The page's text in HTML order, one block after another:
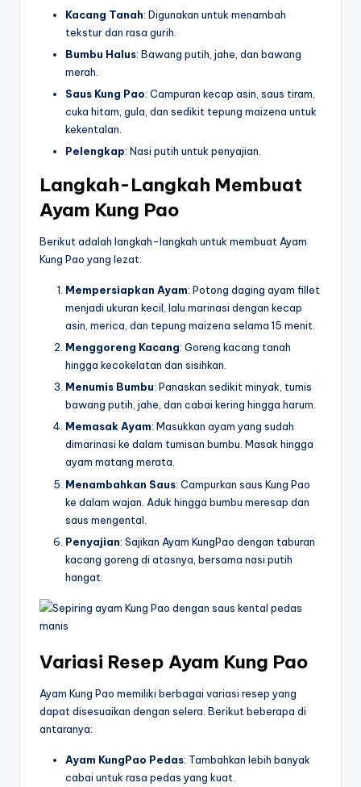
Kacang Tanah: Digunakan untuk menambah
tekstur dan rasa gurih.
Bumbu Halus: Bawang putih, jahe, dan bawang
merah.
Saus Kung Pao: Campuran kecap asin, saus tiram,
cuka hitam, gula, dan sedikit tepung maizena untuk
kekentalan.
Pelengkap: Nasi putih untuk penyajian.
Langkah-Langkah Membuat
Ayam Kung Pao
Berikut adalah langkah-langkah untuk membuat Ayam
Kung Pao yang lezat:
Mempersiapkan Ayam: Potong daging ayam fillet
menjadi ukuran kecil, lalu marinasi dengan kecap
asin, merica, dan tepung maizena selama 15 menit.
Menggoreng Kacang: Goreng kacang tanah
hingga kecokelatan dan sisihkan.
Menumis Bumbu: Panaskan sedikit minyak, tumis
bawang putih, jahe, dan cabai kering hingga harum.
Memasak Ayam: Masukkan ayam yang sudah
dimarinasi ke dalam tumisan bumbu. Masak hingga
ayam matang merata.
Menambahkan Saus: Campurkan saus Kung Pao
ke dalam wajan. Aduk hingga bumbu meresap dan
saus mengental.
Penyajian: Sajikan Ayam KungPao dengan taburan
kacang goreng di atasnya, bersama nasi putih
hangat.
Variasi Resep Ayam Kung Pao
Ayam Kung Pao memiliki berbagai variasi resep yang
dapat disesuaikan dengan selera. Berikut beberapa di
antaranya:
Ayam KungPao Pedas: Tambahkan lebih banyak
cabai untuk rasa pedas yang kuat.